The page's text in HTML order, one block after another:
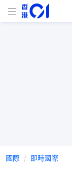
國際 即時國際